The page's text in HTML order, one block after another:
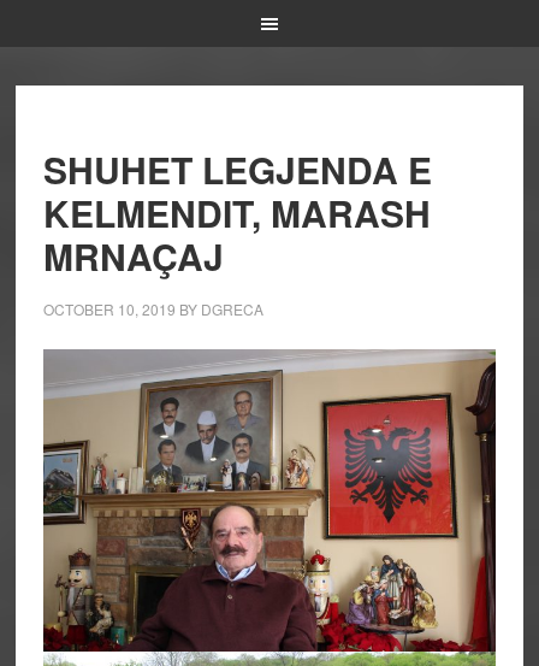
SHUHET LEGJENDA E
KELMENDIT, MARASH
MRNAÇAJ
OCTOBER 10, 2019 BY DGRECA